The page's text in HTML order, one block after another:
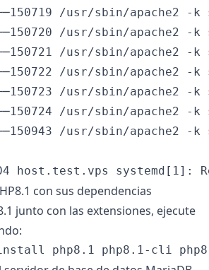
/usr/sbin/apache2 -k
/usr/sbin/apache2 -k
/usr/sbin/apache2 -k
/usr/sbin/apache2 -k
/usr/sbin/apache2 -k
/usr/sbin/apache2 -k
/usr/sbin/apache2 -k
con sus dependencias
junto con las extensiones, ejecute